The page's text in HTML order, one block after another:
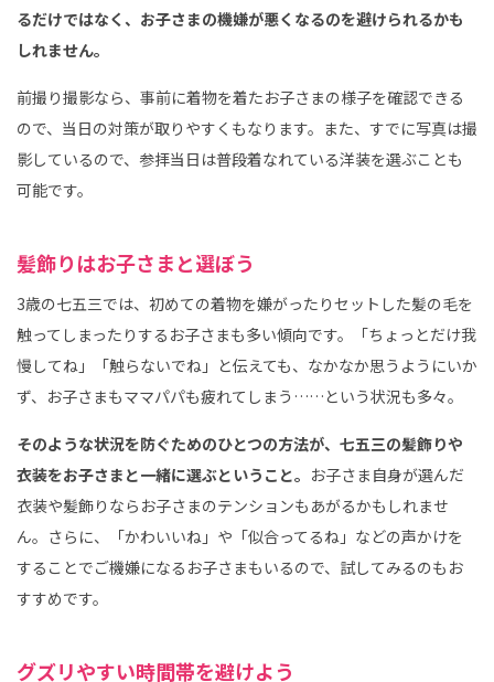
るだけではなく、お子さまの機嫌が悪くなるのを避けられるかも
しれません。
前撮り撮影なら、事前に着物を着たお子さまの様子を確認できる
ので、当日の対策が取りやすくもなります。また、すでに写真は撮
影しているので、参拝当日は普段着なれている洋装を選ぶことも
可能です。
髪飾りはお子さまと選ぼう
3歳の七五三では、初めての着物を嫌がったりセットした髪の毛を
触ってしまったりするお子さまも多い傾向です。「ちょっとだけ我
慢してね」「触らないでね」と伝えても、なかなか思うようにいか
ず、お子さまもママパパも疲れてしまう……という状況も多々。
そのような状況を防ぐためのひとつの方法が、七五三の髪飾りや
衣装をお子さまと一緒に選ぶということ。 お子さま自身が選んだ
衣装や髪飾りならお子さまのテンションもあがるかもしれませ
ん。さらに、「かわいいね」や「似合ってるね」などの声かけを
することでご機嫌になるお子さまもいるので、試してみるのもお
すすめです。
グズリやすい時間帯を避けよう